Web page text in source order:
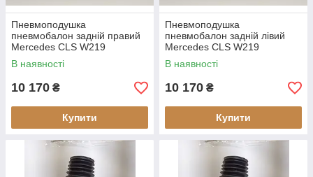
Пневмоподушка
пневмобалон задній правий
Mercedes CLS W219
(відновлений)
В наявності
10 170 ₴
Купити
Пневмоподушка
пневмобалон задній лівий
Mercedes CLS W219
(відновлений)
В наявності
10 170 ₴
Купити